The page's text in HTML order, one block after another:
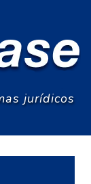
jurídicos